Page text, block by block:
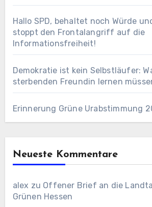
Hallo SPD, behaltet noch Würde
stoppt den Frontalangriff auf die
Informationsfreiheit!
Demokratie ist kein Selbstläufer:
sterbenden Freundin lernen
Erinnerung Grüne Urabstimmung
Neueste Kommentare
alex zu Offener Brief an die
Grünen Hessen